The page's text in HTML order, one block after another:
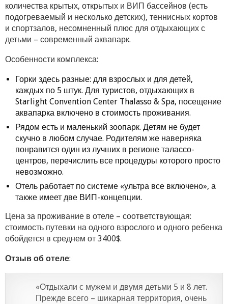
количества крытых, открытых и ВИП бассейнов (есть
подогреваемый и несколько детских), теннисных кортов
и спортзалов, несомненный плюс для отдыхающих с
детьми – современный аквапарк.
Особенности комплекса:
Горки здесь разные: для взрослых и для детей,
каждых по 5 штук. Для туристов, отдыхающих в
Starlight Convention Center Thalasso & Spa, посещение
аквапарка включено в стоимость проживания.
Рядом есть и маленький зоопарк. Детям не будет
скучно в любом случае. Родителям же наверняка
понравится один из лучших в регионе талассо-
центров, перечислить все процедуры которого просто
невозможно.
Отель работает по системе «ультра все включено», а
также имеет две ВИП-концепции.
Цена за проживание в отеле – соответствующая:
стоимость путевки на одного взрослого и одного ребенка
обойдется в среднем от 3400$.
Отзыв об отеле:
«Отдыхали с мужем и двумя детьми 5 и 8 лет.
Прежде всего – шикарная территория, очень